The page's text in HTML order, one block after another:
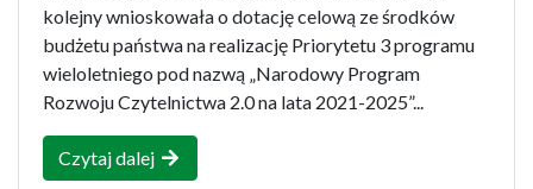
kolejny wnioskowała o dotację celową ze środków
budżetu państwa na realizację Priorytetu 3 programu
wieloletniego pod nazwą „Narodowy Program
Rozwoju Czytelnictwa 2.0 na lata 2021-2025”...
Czytaj dalej